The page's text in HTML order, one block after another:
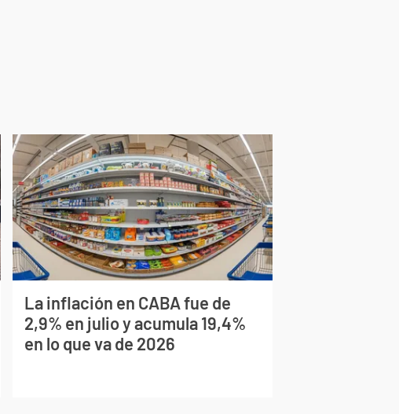
La inflación en CABA fue de
2,9% en julio y acumula 19,4%
en lo que va de 2026